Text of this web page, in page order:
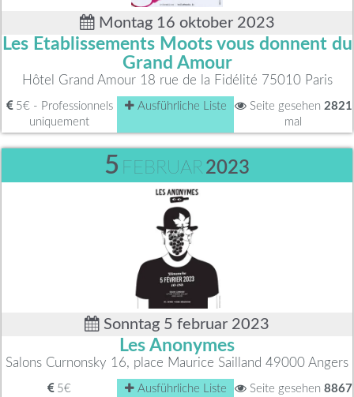
Montag 16 oktober 2023
Les Etablissements Moots vous donnent du
Grand Amour
Hôtel Grand Amour 18 rue de la Fidélité 75010 Paris
5€ - Professionnels
uniquement
Ausführliche Liste Seite gesehen 2821
mal
5 FEBRUAR 2023
Sonntag 5 februar 2023
Les Anonymes
Salons Curnonsky 16, place Maurice Sailland 49000 Angers
5€ Ausführliche Liste Seite gesehen 8867